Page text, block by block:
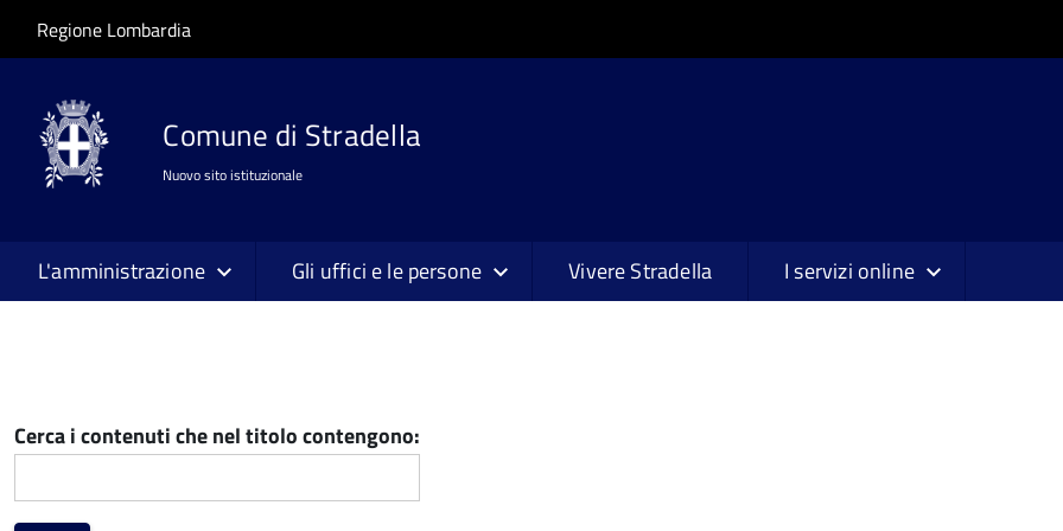
Salta al contenuto principale
Skip to site navigation
Regione Lombardia
Comune di Stradella
Nuovo sito istituzionale
L'amministrazione Gli uffici e le persone Vivere Stradella I servizi online
Cerca i contenuti che nel titolo contengono: